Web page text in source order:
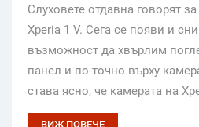
Слуховете отдавна говорят
Xperia 1 V. Сега се появи и
възможност да хвърлим
панел и по-точно върху
става ясно, че камерата на
ВИЖ ПОВЕЧЕ